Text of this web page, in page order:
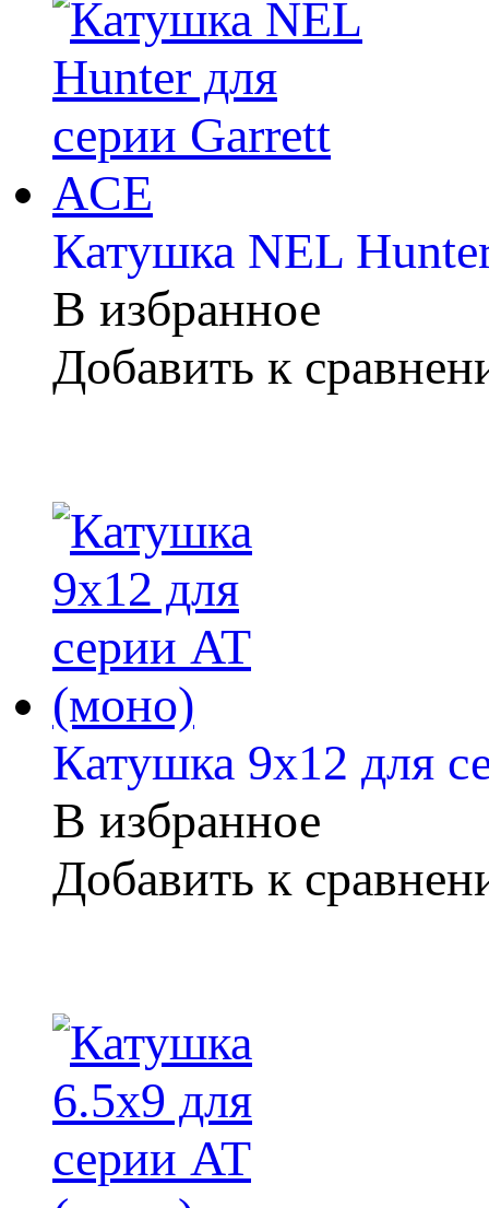
Катушка NEL
В избранное
Добавить к
Катушка 9х12 для
В избранное
Добавить к